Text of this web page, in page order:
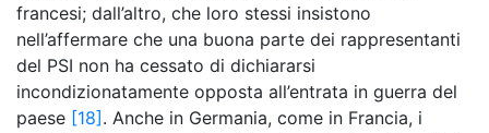
francesi; dall’altro, che loro stessi insistono
nell’affermare che una buona parte dei rappresentanti
del PSI non ha cessato di dichiararsi
incondizionatamente opposta all’entrata in guerra del
paese [18]. Anche in Germania, come in Francia, i